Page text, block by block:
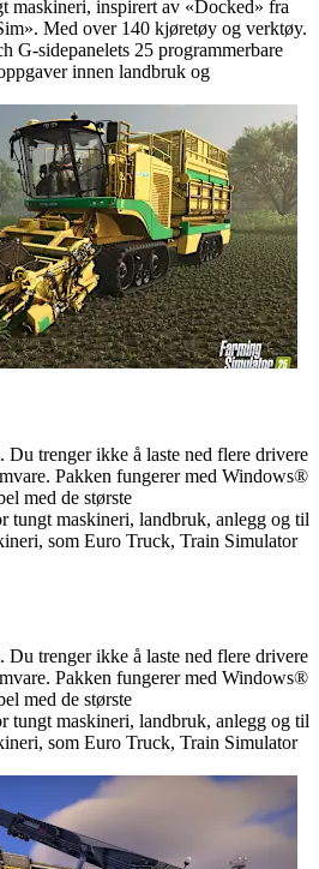
maskineri, inspirert av «Docked» fra
Med over 140 kjøretøy og verktøy.
G-sidepanelets 25 programmerbare
innen landbruk og
trenger ikke å laste ned flere drivere
Pakken fungerer med Windows®
med de største
tungt maskineri, landbruk, anlegg og til
som Euro Truck, Train Simulator
trenger ikke å laste ned flere drivere
Pakken fungerer med Windows®
med de største
tungt maskineri, landbruk, anlegg og til
som Euro Truck, Train Simulator